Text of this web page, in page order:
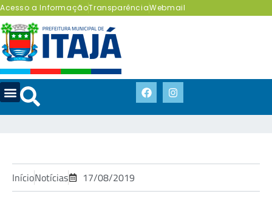
Acesso a InformaçãoTransparênciaWebmail
InícioNotícias 17/08/2019